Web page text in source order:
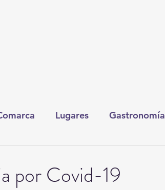
Lugares Gastronomía
por Covid-19